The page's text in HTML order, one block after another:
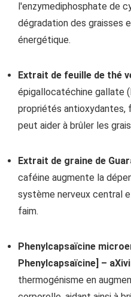
l'enzymediphosphate de
dégradation des graisses
énergétique.
Extrait de feuille de thé
épigallocatéchine gallate
propriétés antioxydantes,
peut aider à brûler les
Extrait de graine de
caféine augmente la
système nerveux central
faim.
Phenylcapsaïcine
Phenylcapsaïcine] –
thermogénisme en